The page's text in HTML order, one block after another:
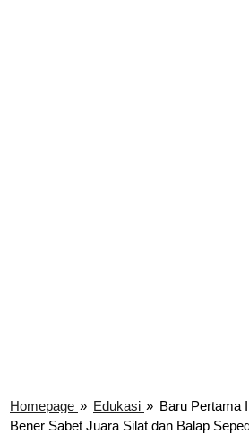
Homepage » Edukasi » Baru Pertama
Bener Sabet Juara Silat dan Balap